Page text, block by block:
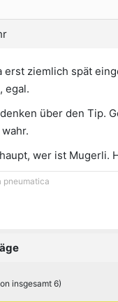
erst ziemlich spät
egal.
über den Tip.
wer ist Mugerli.
pneumatica
insgesamt 6)